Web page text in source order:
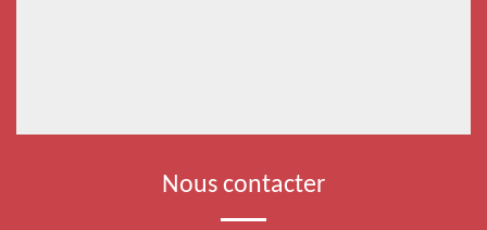
Nous contacter